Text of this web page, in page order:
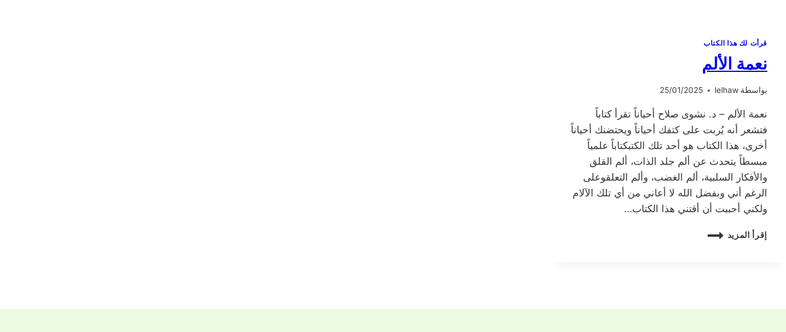
قرأت لك هذا الكتاب
نعمة الألم
بواسطة lelhaw
25/01/2025
نعمة الألم – د. نشوى صلاح أحياناً تقرأ كتاباً
فتشعر أنه يُربت على كتفك أحياناً ويحتضنك أحياناً
أخرى، هذا الكتاب هو أحد تلك الكتبكتاباً علمياً
مبسطاً يتحدث عن ألم جلد الذات، ألم القلق
والأفكار السلبية، ألم الغضب، وألم التعلقوعلى
الرغم أني وبفضل الله لا أعاني من أي تلك الآلام
ولكني أحببت أن أقتني هذا الكتاب…
إقرأ المزيد نعمة